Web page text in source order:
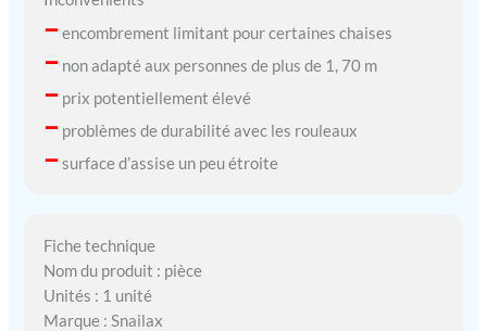
– encombrement limitant pour certaines chaises
– non adapté aux personnes de plus de 1, 70 m
– prix potentiellement élevé
– problèmes de durabilité avec les rouleaux
– surface d’assise un peu étroite
Fiche technique
Nom du produit : pièce
Unités : 1 unité
Marque : Snailax